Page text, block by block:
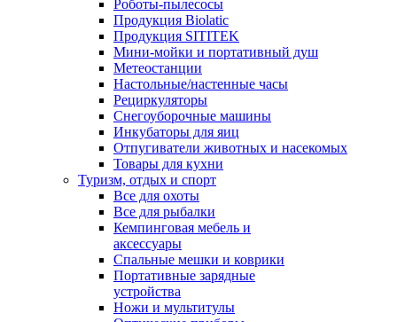
Роботы-пылесосы
Продукция Biolatic
Продукция SITITEK
Мини-мойки и портативный душ
Метеостанции
Настольные/настенные часы
Рециркуляторы
Снегоуборочные машины
Инкубаторы для яиц
Отпугиватели животных и насекомых
Товары для кухни
Туризм, отдых и спорт
Все для охоты
Все для рыбалки
Кемпинговая мебель и
аксессуары
Спальные мешки и коврики
Портативные зарядные
устройства
Ножи и мультитулы